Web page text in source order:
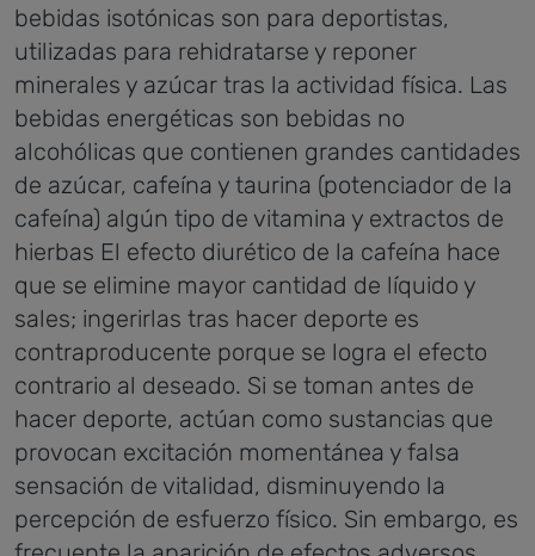
bebidas isotónicas son para deportistas,
utilizadas para rehidratarse y reponer
minerales y azúcar tras la actividad física. Las
bebidas energéticas son bebidas no
alcohólicas que contienen grandes cantidades
de azúcar, cafeína y taurina (potenciador de la
cafeína) algún tipo de vitamina y extractos de
hierbas El efecto diurético de la cafeína hace
que se elimine mayor cantidad de líquido y
sales; ingerirlas tras hacer deporte es
contraproducente porque se logra el efecto
contrario al deseado. Si se toman antes de
hacer deporte, actúan como sustancias que
provocan excitación momentánea y falsa
sensación de vitalidad, disminuyendo la
percepción de esfuerzo físico. Sin embargo, es